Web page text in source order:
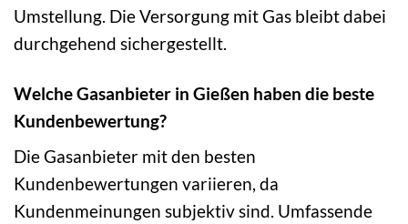
Umstellung. Die Versorgung mit Gas bleibt dabei
durchgehend sichergestellt.
Welche Gasanbieter in Gießen haben die beste
Kundenbewertung?
Die Gasanbieter mit den besten
Kundenbewertungen variieren, da
Kundenmeinungen subjektiv sind. Umfassende